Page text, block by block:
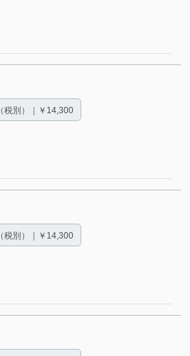
（税別）｜￥14,300
（税別）｜￥14,300